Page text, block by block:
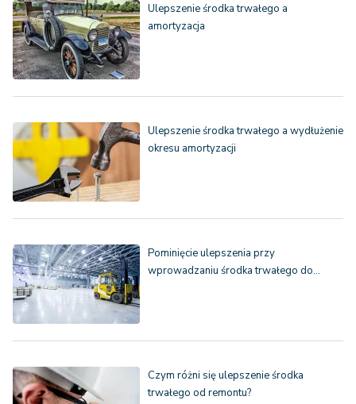
Ulepszenie środka trwałego a
amortyzacja
Ulepszenie środka trwałego a wydłużenie
okresu amortyzacji
Pominięcie ulepszenia przy
wprowadzaniu środka trwałego do…
Czym różni się ulepszenie środka
trwałego od remontu?